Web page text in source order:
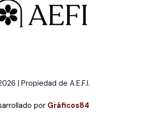
| Propiedad de A.E.F.I.
por Gráficos84